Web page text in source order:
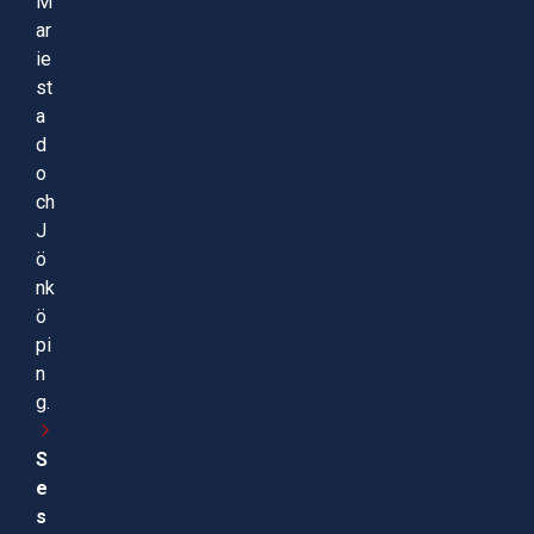
ar
ie
st
a
d
o
ch
J
ö
nk
ö
pi
n
g.
S
e
s